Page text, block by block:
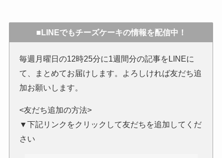
■LINEでもチーズケーキの情報を配信中！
毎週月曜日の12時25分に1週間分の記事をLINEに
て、まとめてお届けします。よろしければ友だち追
加お願いします。
<友だち追加の方法>
▼下記リンクをクリックして友だちを追加してくだ
さい